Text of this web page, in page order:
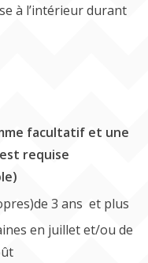
à l’intérieur durant
facultatif et une
requise
3 ans et plus
en juillet et/ou de